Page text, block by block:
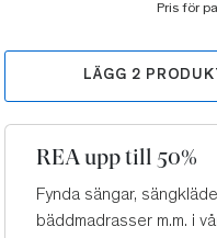
Pris för
LÄGG 2
REA upp till 50%
Fynda sängar,
bäddmadrasser m.m. i